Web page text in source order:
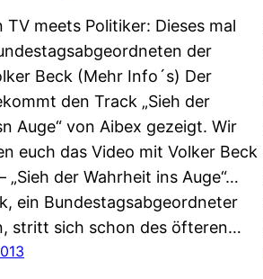
TV meets Politiker: Dieses mal
der
Beck (Mehr Info´s) Der
den Track „Sieh der
Auge“ von Aibex gezeigt. Wir
euch das Video mit Volker Beck
„Sieh der Wahrheit ins Auge“…
ein Bundestagsabgeordneter
stritt sich schon des öfteren…